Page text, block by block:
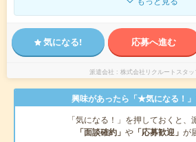
気になる! 応募へ進む
派遣会社 株式会社リクルートスタ
興味があったら「★気になる！」
「気になる！」を押しておくと、
「面談確約」 や 「応募歓迎」 が